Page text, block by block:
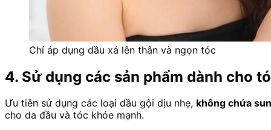
Chỉ áp dụng dầu xả lên thân và ngọn tóc
4. Sử dụng các sản phẩm dành cho
Ưu tiên sử dụng các loại dầu gội dịu nhẹ, không chứa
cho da đầu và tóc khỏe mạnh.